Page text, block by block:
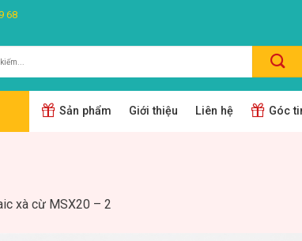
68
Sản phẩm Giới thiệu Liên hệ Góc
xà cừ MSX20 – 2